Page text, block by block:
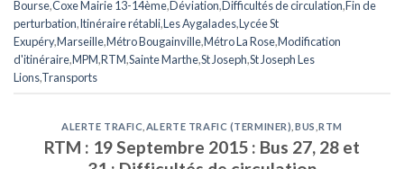
Bourse,Coxe Mairie 13-14ème,Déviation,Difficultés de circulation,Fin de
perturbation,Itinéraire rétabli,Les Aygalades,Lycée St
Exupéry,Marseille,Métro Bougainville,Métro La Rose,Modification
d'itinéraire,MPM,RTM,Sainte Marthe,St Joseph,St Joseph Les
Lions,Transports
ALERTE TRAFIC ALERTE TRAFIC (TERMINER) BUS ,RTM
RTM : 19 Septembre 2015 : Bus 27, 28 et